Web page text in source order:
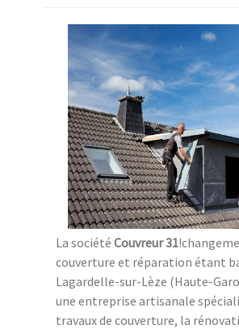
La société Couvreur 31
couverture et réparation étant
Lagardelle-sur-Lèze (Haute-
une entreprise artisanale
travaux de couverture, la